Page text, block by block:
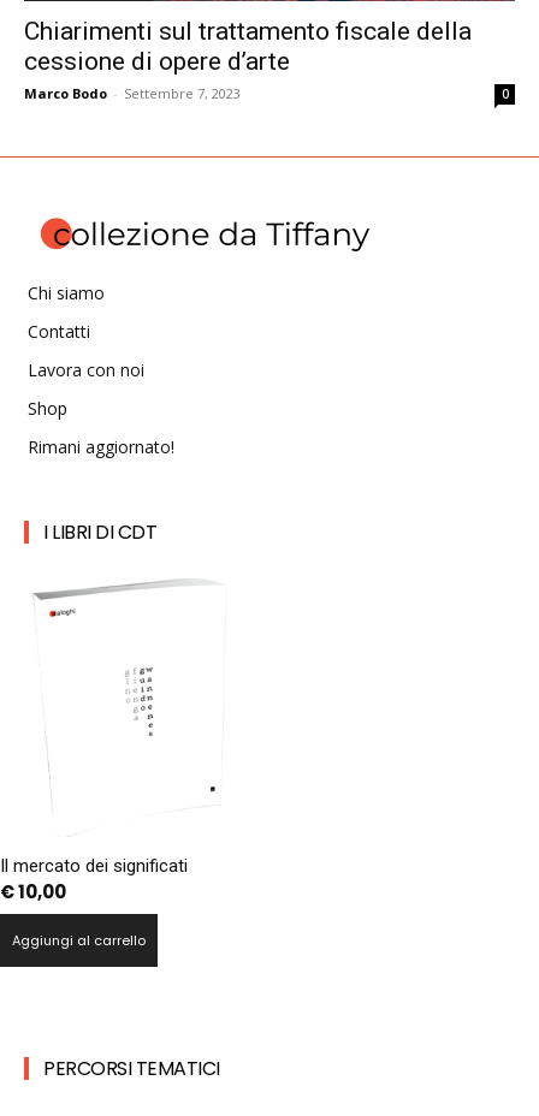
Chiarimenti sul trattamento fiscale della
cessione di opere d’arte
Marco Bodo - Settembre 7, 2023 0
Chi siamo
Contatti
Lavora con noi
Shop
Rimani aggiornato!
I LIBRI DI CDT
Il mercato dei significati
€10,00
Aggiungi al carrello
PERCORSI TEMATICI